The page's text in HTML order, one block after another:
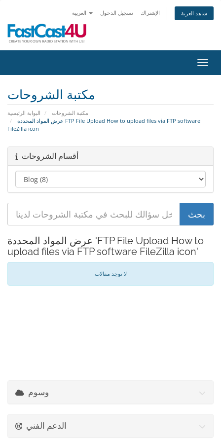
تسجيل الدخول الإشتراك شاهد العربة
مكتبة الشروحات
البوابة الرئيسية
مكتبة الشروحات
FileZilla icon
أقسام الشروحات
عرض المواد المحددة 'FTP File Upload How to
upload files via FTP software FileZilla icon'
لا توجد مقالات
وسوم
الدعم الفني